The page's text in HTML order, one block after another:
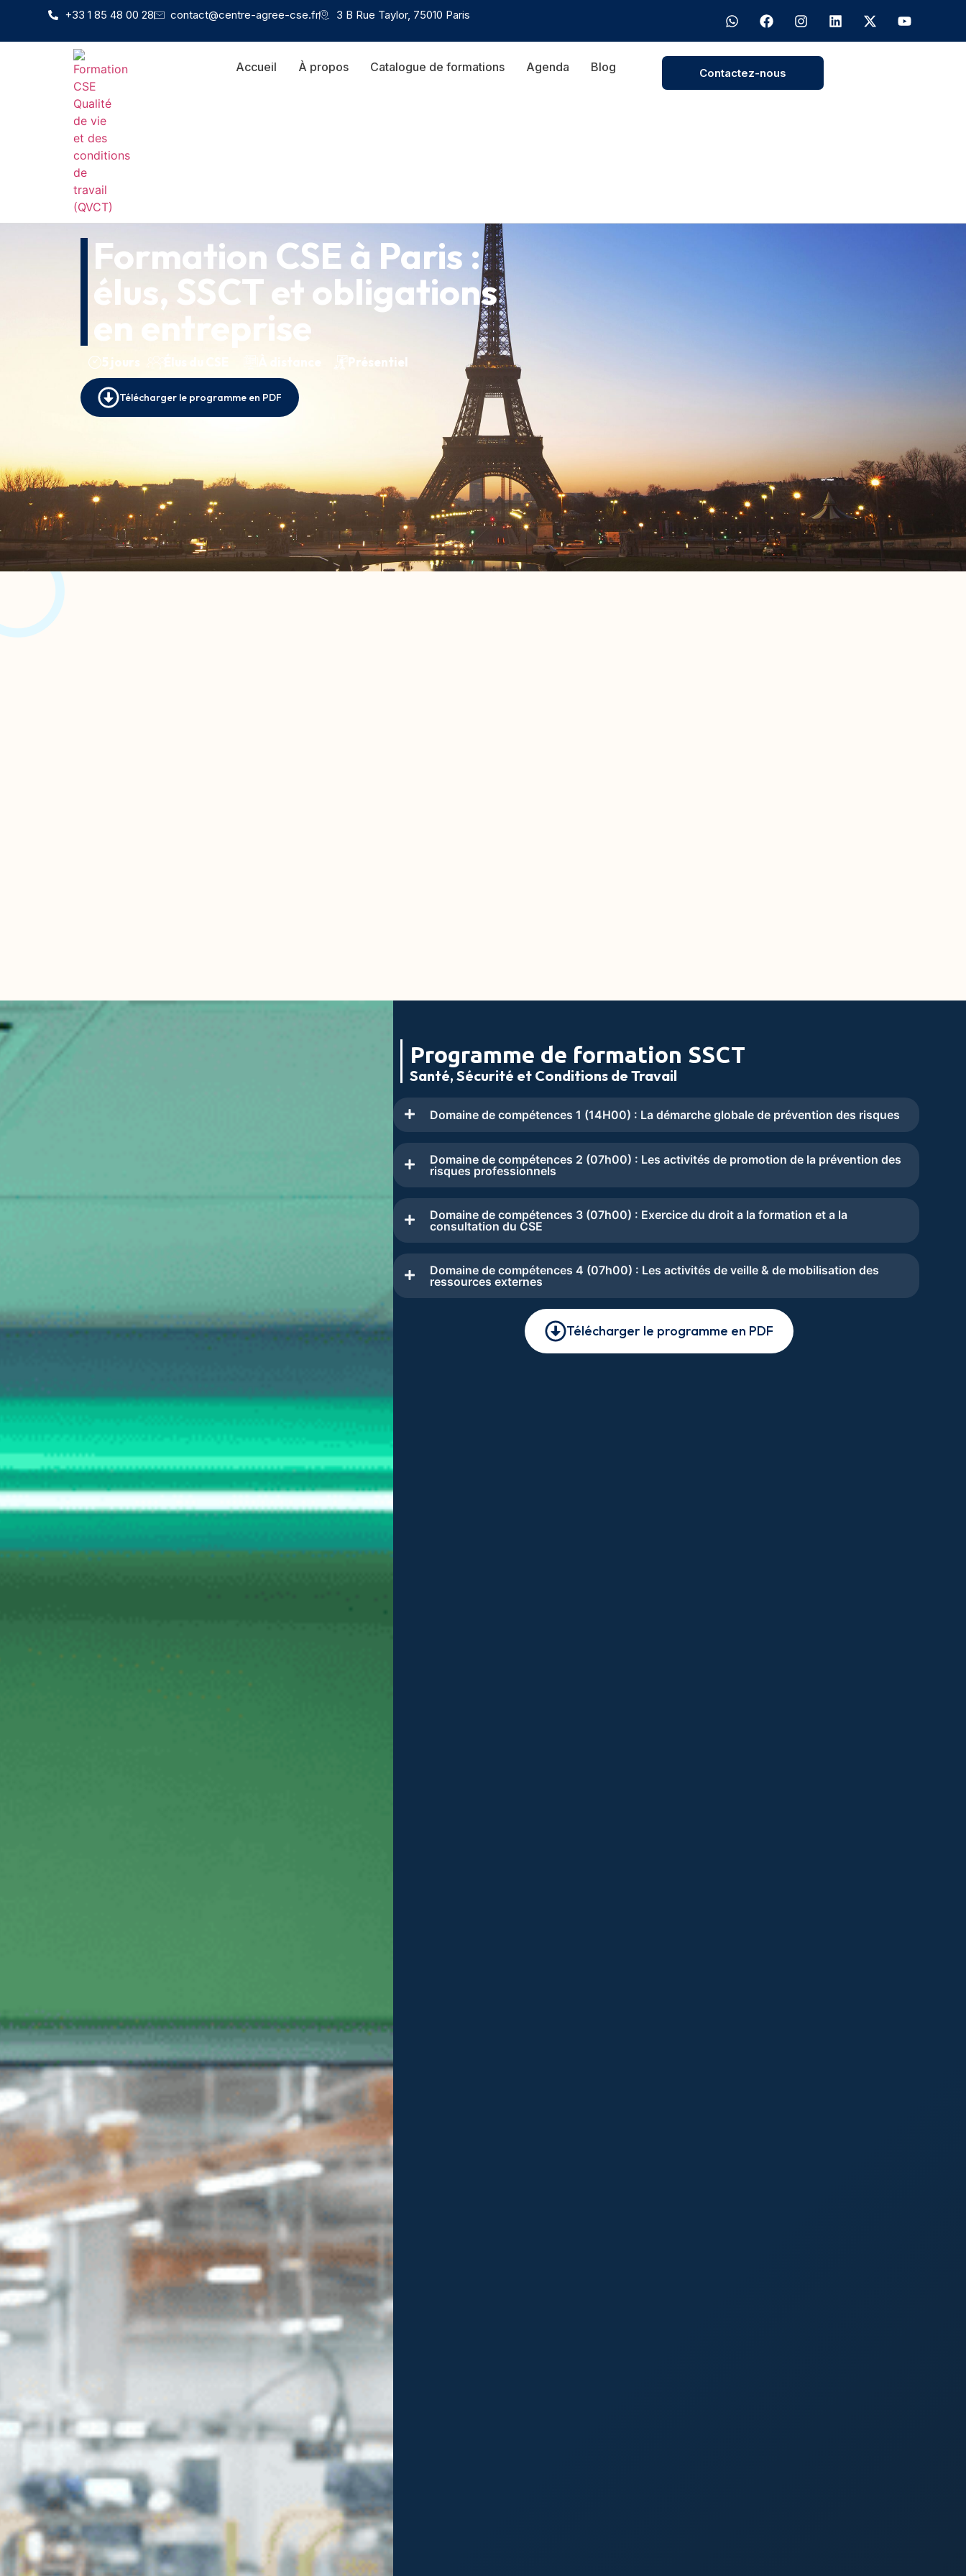
+33 1 85 48 00 28 contact@centre-agree-cse.fr 3 B Rue Taylor, 75010 Paris
Accueil À propos Catalogue de formations Agenda Blog Contactez-nous
Formation CSE à Paris :
élus, SSCT et obligations
en entreprise
5 jours Présentiel
Télécharger le programme en PDF
Programme de formation SSCT
Santé, Sécurité et Conditions de Travail
Domaine de compétences 1 (14H00) : La démarche globale de prévention des risques
Domaine de compétences 2 (07h00) : Les activités de promotion de la prévention des
risques professionnels
Domaine de compétences 3 (07h00) : Exercice du droit a la formation et a la
consultation du CSE
Domaine de compétences 4 (07h00) : Les activités de veille & de mobilisation des
ressources externes
Télécharger le programme en PDF